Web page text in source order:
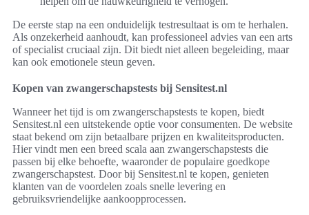
De eerste stap na een onduidelijk testresultaat is om te herhalen.
Als onzekerheid aanhoudt, kan professioneel advies van een arts
of specialist cruciaal zijn. Dit biedt niet alleen begeleiding, maar
kan ook emotionele steun geven.
Kopen van zwangerschapstests bij Sensitest.nl
Wanneer het tijd is om zwangerschapstests te kopen, biedt
Sensitest.nl een uitstekende optie voor consumenten. De website
staat bekend om zijn betaalbare prijzen en kwaliteitsproducten.
Hier vindt men een breed scala aan zwangerschapstests die
passen bij elke behoefte, waaronder de populaire goedkope
zwangerschapstest. Door bij Sensitest.nl te kopen, genieten
klanten van de voordelen zoals snelle levering en
gebruiksvriendelijke aankoopprocessen.